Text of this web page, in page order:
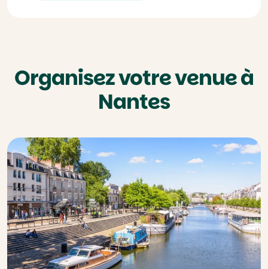
Organisez votre venue à
Nantes